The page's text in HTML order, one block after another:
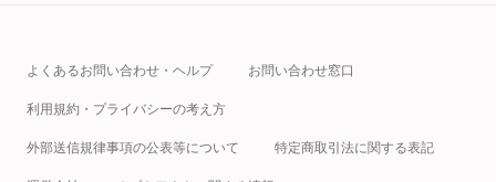
よくあるお問い合わせ・ヘルプ お問い合わせ窓口
利用規約・プライバシーの考え方
外部送信規律事項の公表等について 特定商取引法に関する表記